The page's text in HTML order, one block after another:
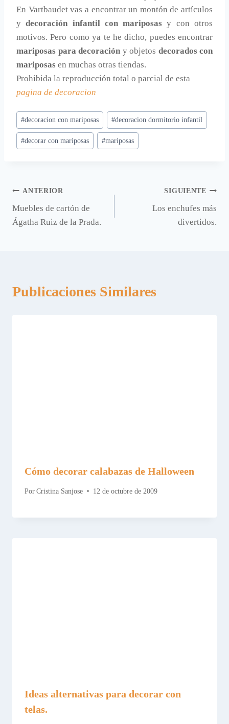
En Vartbaudet vas a encontrar un montón de artículos
ydecoración infantil con mariposas y con otros
motivos. Pero como ya te he dicho, puedes encontrar
mariposas para decoración y objetos decorados con
mariposas en muchas otras tiendas.
Prohibida la reproducción total o parcial de esta
pagina de decoracion
Etiquetas
de
la
#decoracion con mariposas #decoracion dormitorio infantil
#decorar con mariposas #mariposas
Navegación
de
ANTERIOR
Muebles de cartón de
Ágatha Ruiz de la Prada.
SIGUIENTE
Los enchufes más
divertidos.
Publicaciones Similares
Cómo decorar calabazas de Halloween
Por Cristina Sanjose 12 de octubre de 2009
Ideas alternativas para decorar con
telas.